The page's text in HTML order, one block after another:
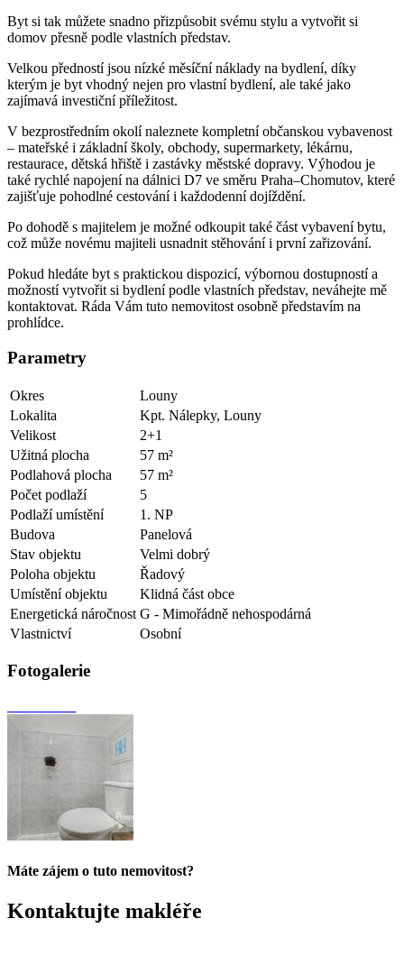
Byt si tak můžete snadno přizpůsobit svému stylu a vytvořit si
domov přesně podle vlastních představ.
Velkou předností jsou nízké měsíční náklady na bydlení, díky
kterým je byt vhodný nejen pro vlastní bydlení, ale také jako
zajímavá investiční příležitost.
V bezprostředním okolí naleznete kompletní občanskou vybavenost
– mateřské i základní školy, obchody, supermarkety, lékárnu,
restaurace, dětská hřiště i zastávky městské dopravy. Výhodou je
také rychlé napojení na dálnici D7 ve směru Praha–Chomutov, které
zajišťuje pohodlné cestování i každodenní dojíždění.
Po dohodě s majitelem je možné odkoupit také část vybavení bytu,
což může novému majiteli usnadnit stěhování i první zařizování.
Pokud hledáte byt s praktickou dispozicí, výbornou dostupností a
možností vytvořit si bydlení podle vlastních představ, neváhejte mě
kontaktovat. Ráda Vám tuto nemovitost osobně představím na
prohlídce.
Parametry
Okres
Louny
Lokalita
Kpt. Nálepky, Louny
Velikost
2+1
Užitná plocha
57 m²
Podlahová plocha
57 m²
Počet podlaží
5
Podlaží umístění
1. NP
Budova
Panelová
Stav objektu
Velmi dobrý
Poloha objektu
Řadový
Umístění objektu
Klidná část obce
Energetická náročnost G - Mimořádně nehospodárná
Vlastnictví
Osobní
Fotogalerie
Máte zájem o tuto nemovitost?
Kontaktujte makléře